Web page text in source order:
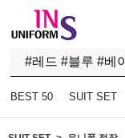
BEST 50 SUIT SET